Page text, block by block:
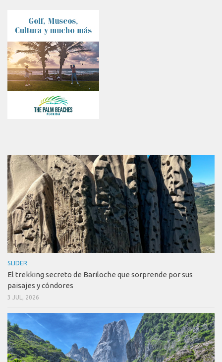
SLIDER
El trekking secreto de Bariloche que sorprende por sus
paisajes y cóndores
3 JUL, 2026